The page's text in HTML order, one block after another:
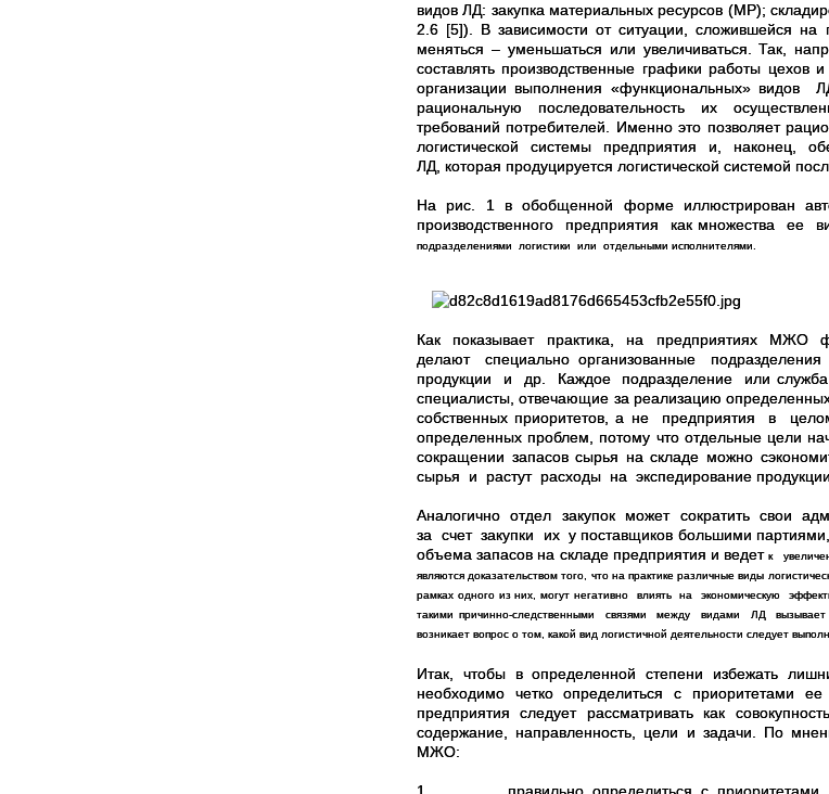
видов ЛД: закупка материальных ресурсов (МР);
2.6 [5]). В зависимости от ситуации, сложившейся на
меняться – уменьшаться или увеличиваться. Так,
составлять производственные графики работы цехов
организации выполнения «функциональных»
рациональную последовательность их
требований потребителей. Именно это позволяет
логистической системы предприятия и, наконец,
ЛД, которая продуцируется логистической системой
На рис. 1 в обобщенной форме иллюстрирован
производственного предприятия как множества
подразделениями логистики или отдельными исполнителями.
Как показывает практика, на предприятиях МЖО
делают специально организованные
продукции и др. Каждое подразделение или
специалисты, отвечающие за реализацию
собственных приоритетов, а не предприятия в
определенных проблем, потому что отдельные цели
сокращении запасов сырья на складе можно
сырья и растут расходы на экспедирование
Аналогично отдел закупок может сократить свои
за счет закупки их у поставщиков большими партиями,
объема запасов на складе предприятия и ведетк
являются доказательством того, что на практике различные виды
рамках одного из них, могут негативно влиять на экономическую
такими причинно-следственными связями между видами ЛД вызывает
возникает вопрос о том, какой вид логистичнoй деятельности следует
Итак, чтобы в определенной степени избежать
необходимо четко определиться с приоритетами
предприятия следует рассматривать как
содержание, направленность, цели и задачи. По
МЖО: